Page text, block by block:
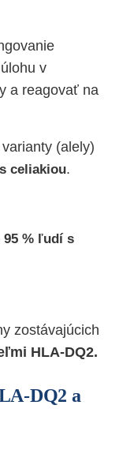
v
a reagovať na
(alely)
celiakiou.
95 % ľudí s
zostávajúcich
HLA-DQ2.
DQ2 a